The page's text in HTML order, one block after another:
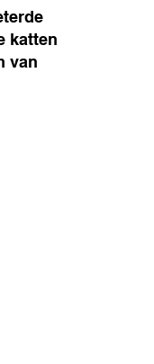
katten
van